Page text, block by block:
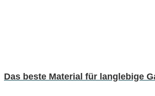
Das beste Material für langlebige